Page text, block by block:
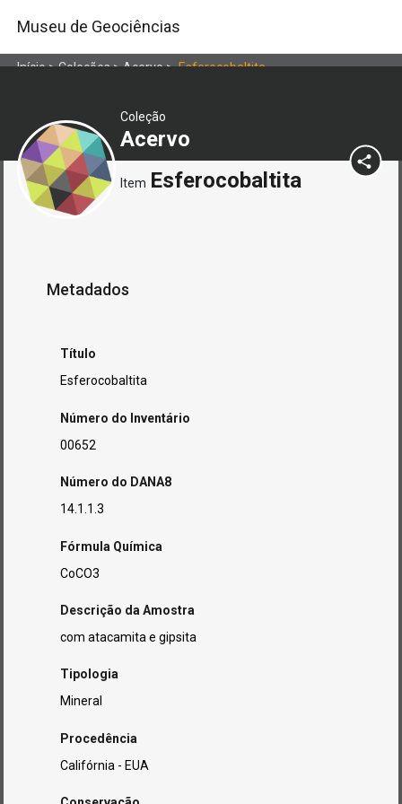
Museu de Geociências
Início>Coleções>Acervo>Esferocobaltita
Coleção
Acervo
Item Esferocobaltita
Metadados
Título
Esferocobaltita
Número do Inventário
00652
Número do DANA8
14.1.1.3
Fórmula Química
CoCO3
Descrição da Amostra
com atacamita e gipsita
Tipologia
Mineral
Procedência
Califórnia - EUA